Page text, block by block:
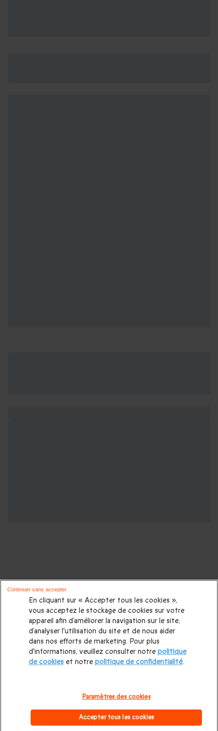
D'autres idées de cadeaux pour vos
proches :
Cadeaux d'anniversaire|Cadeaux femme|Cadeaux homme
Cadeaux couple|Cadeau Noël|Cadeau de Noël femme
Cadeau de Noël homme|Coffrets cadeaux pour femme
Cadeaux Saint Valentin femme|Cadeaux de mariage
Cadeaux d'anniversaire de mariage
En cliquant sur « Accepter tous les cookies »,
vous acceptez le stockage de cookies sur votre
appareil afin d’améliorer la navigation sur le site,
d’analyser l'utilisation du site et de nous aider
dans nos efforts de marketing. Pour plus
d'informations, veuillez consulter notre politique
de cookieset notre politique de confidentialité.
Paramètres des cookies
Accepter tous les cookies
Continuer sans accepter